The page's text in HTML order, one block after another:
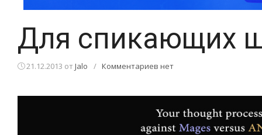
Для спикающих
21.12.2013 от Jalo / Комментариев нет